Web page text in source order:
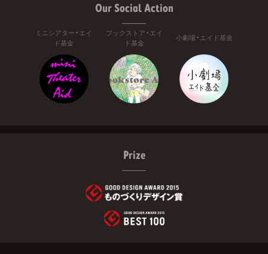
Our Social Action
ミニシアター・エイ
ド基金
ブックストア・エイ
ド基金
小劇場・エイド基金
Prize